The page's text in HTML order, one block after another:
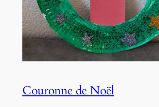
Couronne de Noël